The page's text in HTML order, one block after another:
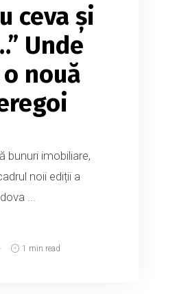
ceva și
Unde
nouă
bunuri imobiliare,
noii ediții a
...
1 min read